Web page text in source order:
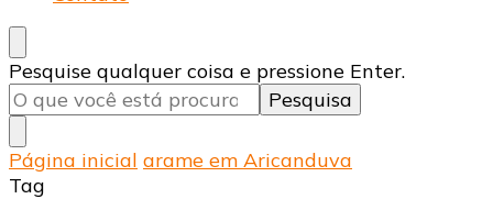
Procurando
algo?
Pesquise qualquer coisa e pressione Enter.
Página inicial arame em Aricanduva
Tag